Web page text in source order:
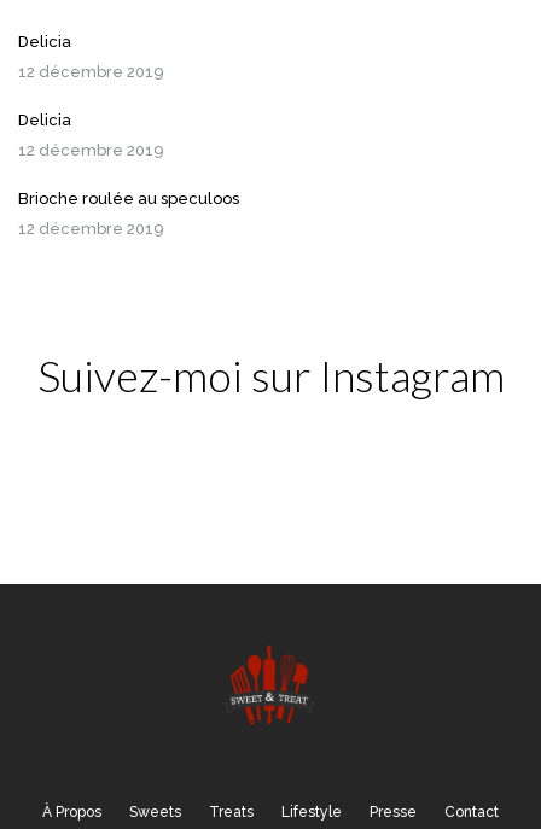
Delicia
12 décembre 2019
Delicia
12 décembre 2019
Brioche roulée au speculoos
12 décembre 2019
Suivez-moi sur Instagram
À Propos Sweets Treats Lifestyle Presse Contact